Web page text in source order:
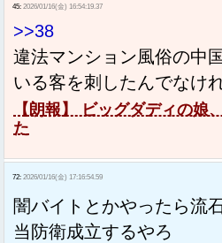
45: 2026/01/16(金) 16:54:19.37
>>38
違法マンション風俗の中
いる客を刺したんでなけ
【朗報】 ビッグダディの娘
た
72: 2026/01/16(金) 17:16:54.59
闇バイトとかやったら流
当防衛成立するやろ